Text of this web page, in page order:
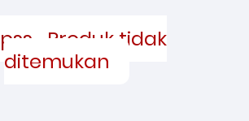
Produk tidak
ditemukan